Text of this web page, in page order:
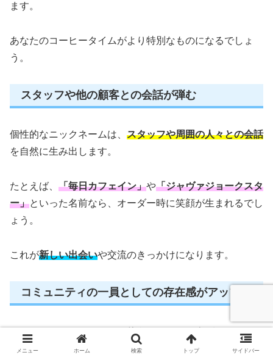
ます。
あなたのコーヒータイムがより特別なものになるでしょ
う。
スタッフや他の顧客との会話が弾む
個性的なニックネームは、 スタッフや周囲の人々との会話
を自然に生み出します。
たとえば、 「毎日カフェイン」や「ジャヴァジョークスタ
ー」といった名前なら、オーダー時に笑顔が生まれるでし
ょう。
これが新しい出会いや交流のきっかけになります。
コミュニティの一員としての存在感がアップ
ユニークなニックネームを使うことで、
スタバのコミュニ
ティに溶け込むのが簡単になります。
メニュー ホーム 検索 トップ サイドバー